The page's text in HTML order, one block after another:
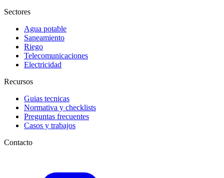
Sectores
Agua potable
Saneamiento
Riego
Telecomunicaciones
Electricidad
Recursos
Guias tecnicas
Normativa y checklists
Preguntas frecuentes
Casos y trabajos
Contacto